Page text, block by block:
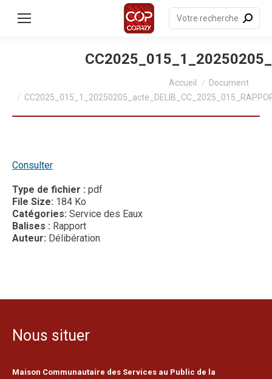
principal
Recherche
:
Accueil
Document
Consulter
Type de fichier : pdf
File Size: 184 Ko
Catégories: Service des Eaux
Balises : Rapport
Auteur: Délibération
Nous situer
Maison Communautaire des Services au Public de la